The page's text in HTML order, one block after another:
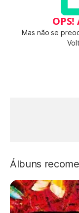
Mas não se
Álbuns